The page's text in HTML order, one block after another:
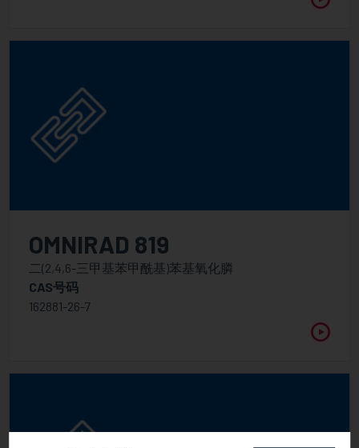
OMNIRAD 819
二(2,4,6-三甲基苯甲酰基)苯基氧化膦
CAS号码
162881-26-7